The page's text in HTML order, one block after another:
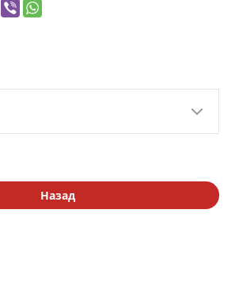
Назад